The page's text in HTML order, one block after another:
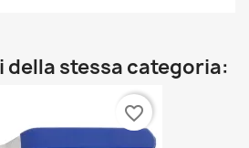
stessa categoria:
favorite_border